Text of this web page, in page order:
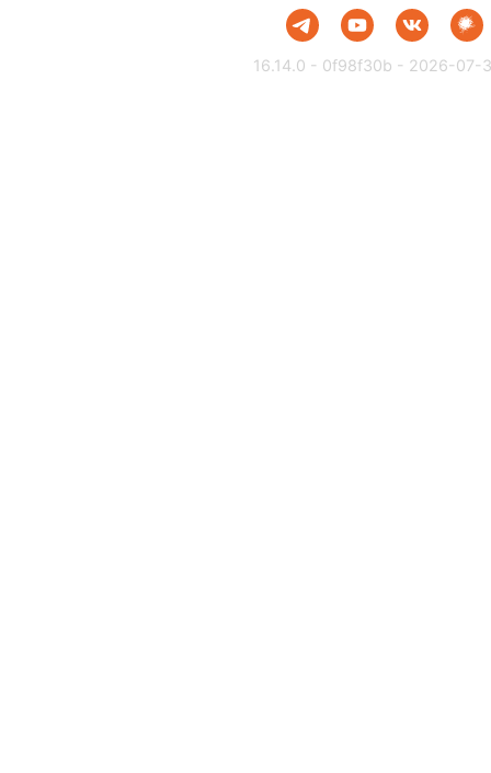
16.14.0 - 0f98f30b - 2026-07-